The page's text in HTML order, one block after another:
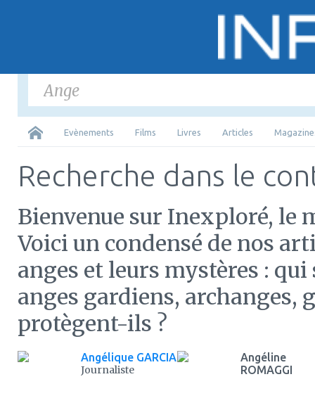
les mots-
Evènements Films Livres Articles
Recherche dans le
Bienvenue sur Inexploré, le
Voici un condensé de nos
anges et leurs mystères :
anges gardiens, archanges,
protègent-ils ?
Angélique GARCIA
Journaliste
Angéline
ROMAGGI